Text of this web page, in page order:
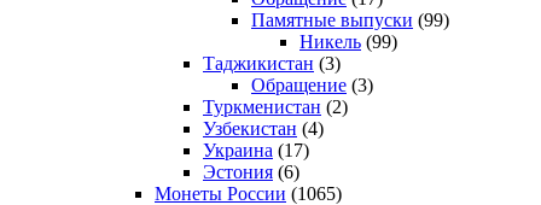
Памятные выпуски (99)
Никель (99)
Таджикистан (3)
Обращение (3)
Туркменистан (2)
Узбекистан (4)
Украина (17)
Эстония (6)
Монеты России (1065)